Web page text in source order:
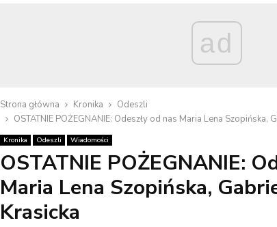
ad
Strona główna Kronika
Odeszli
OSTATNIE POŻEGNANIE: Odeszły od nas Maria Lena Szopińska,
Kronika Odeszli Wiadomości
OSTATNIE POŻEGNANIE:
Maria Lena Szopińska,
Krasicka